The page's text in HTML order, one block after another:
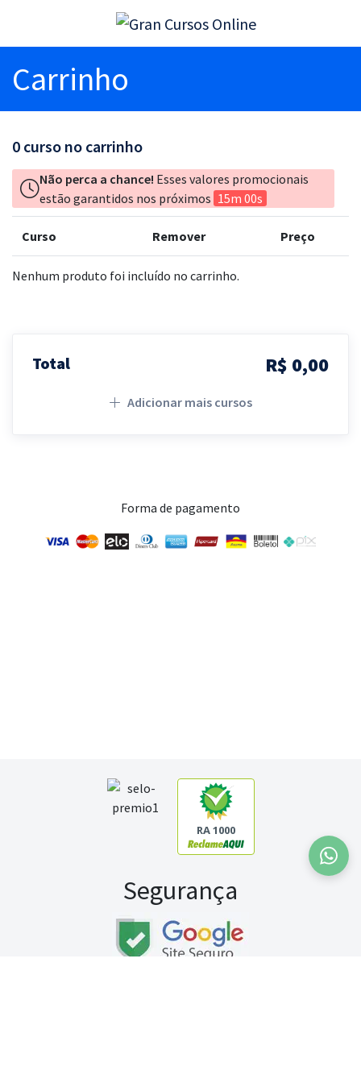
Carrinho
0 curso no carrinho
Não perca a chance! Esses valores promocionais
estão garantidos nos próximos 15m 00s
Curso Remover Preço
Nenhum produto foi incluído no carrinho.
Total R$ 0,00
Adicionar mais cursos
Forma de pagamento
RA 1000
Segurança